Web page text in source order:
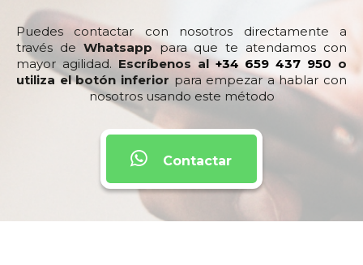
Puedes contactar con nosotros directamente a
través de Whatsapp para que te atendamos con
mayor agilidad. Escríbenos al +34 659 437 950 o
utiliza el botón inferior para empezar a hablar con
nosotros usando este método
Contactar